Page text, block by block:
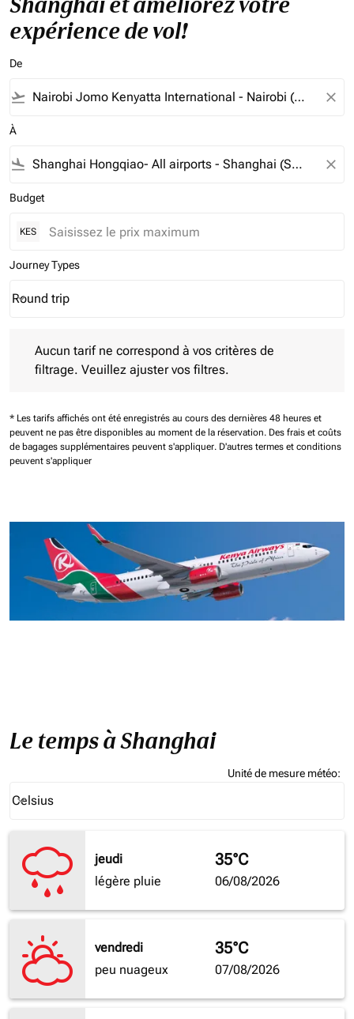
expérience de vol!
De
flight_takeoff close
À
flight_land close
Budget
KES
Journey Types
Journey Types option Round trip Selected
Round trip
keyboard_arrow_down
Aucun tarif ne correspond à vos critères de
filtrage. Veuillez ajuster vos filtres.
* Les tarifs affichés ont été enregistrés au cours des dernières 48 heures et
peuvent ne pas être disponibles au moment de la réservation. Des frais et coûts
de bagages supplémentaires peuvent s'appliquer. D'autres termes et conditions
peuvent s'appliquer
Le temps à Shanghai
Unité de mesure météo:
Celsius
keyboard_arrow_down
jeudi
légère pluie
35°C
06/08/2026
vendredi
peu nuageux
35°C
07/08/2026